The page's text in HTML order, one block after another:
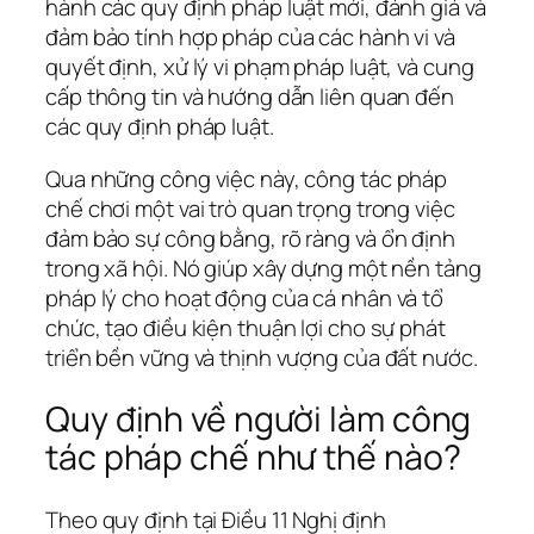
hành các quy định pháp luật mới, đánh giá và
đảm bảo tính hợp pháp của các hành vi và
quyết định, xử lý vi phạm pháp luật, và cung
cấp thông tin và hướng dẫn liên quan đến
các quy định pháp luật.
Qua những công việc này, công tác pháp
chế chơi một vai trò quan trọng trong việc
đảm bảo sự công bằng, rõ ràng và ổn định
trong xã hội. Nó giúp xây dựng một nền tảng
pháp lý cho hoạt động của cá nhân và tổ
chức, tạo điều kiện thuận lợi cho sự phát
triển bền vững và thịnh vượng của đất nước.
Quy định về người làm công
tác pháp chế như thế nào?
Theo quy định tại Điều 11 Nghị định